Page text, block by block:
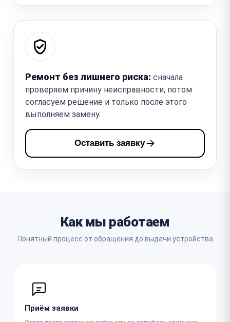
Ремонт без лишнего риска: сначала
проверяем причину неисправности, потом
согласуем решение и только после этого
выполняем замену.
Оставить заявку
Как мы работаем
Понятный процесс от обращения до выдачи устройства
Приём заявки